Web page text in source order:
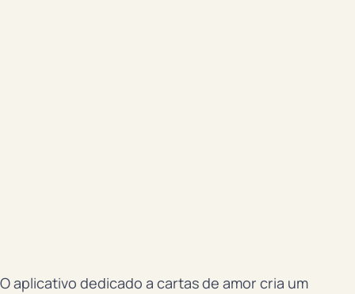
O aplicativo dedicado a cartas de amor cria um